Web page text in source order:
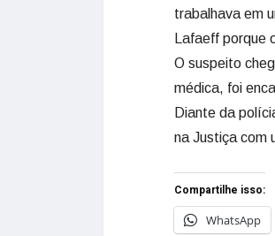
trabalhava em
Lafaeff porque
O suspeito
médica, foi
Diante da
na Justiça com
Compartilhe isso:
WhatsApp